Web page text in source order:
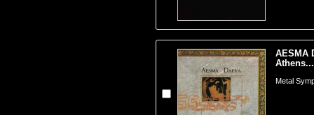
AESMA
Athens...
Metal